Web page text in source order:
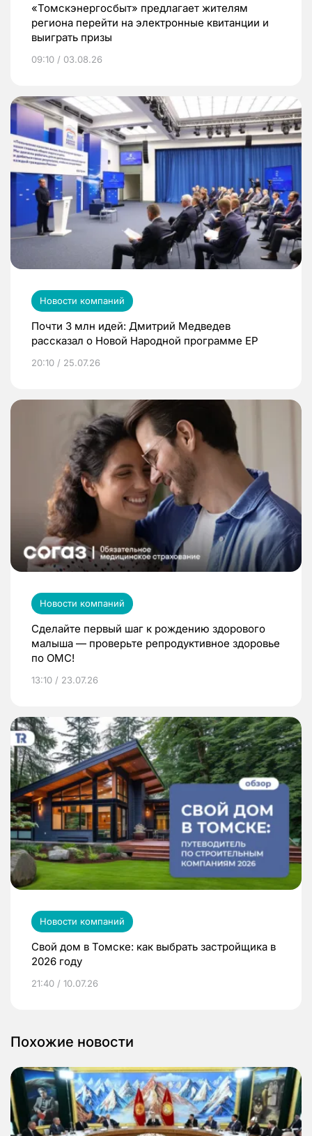
«Томскэнергосбыт» предлагает жителям
региона перейти на электронные квитанции и
выиграть призы
09:10 / 03.08.26
Новости компаний
Почти 3 млн идей: Дмитрий Медведев
рассказал о Новой Народной программе ЕР
20:10 / 25.07.26
Новости компаний
Сделайте первый шаг к рождению здорового
малыша — проверьте репродуктивное здоровье
по ОМС!
13:10 / 23.07.26
Новости компаний
Свой дом в Томске: как выбрать застройщика в
2026 году
21:40 / 10.07.26
Похожие новости